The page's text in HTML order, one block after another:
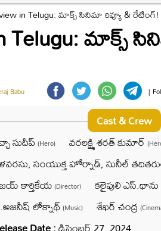
in Telugu: మాక్స్ సినిమా రివ్యూ & రేటింగ్!
Telugu: మాక్స్
Babu |
Cast & Crew
సుదీప్(Hero) వరలక్ష్మి శరత్ కుమార్
సంయుక్త హోర్నాడ్, సునీల్
కార్తికేయ(Director) కలైపులి
లోక్నాథ్(Music) శేఖర్ చంద్ర